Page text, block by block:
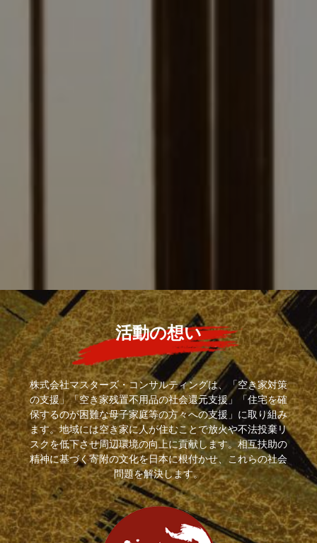
活動の想い
株式会社マスターズ・コンサルティングは、「空き家対策
の支援」「空き家残置不用品の社会還元支援」「住宅を確
保するのが困難な母子家庭等の方々への支援」に取り組み
ます。地域には空き家に人が住むことで放火や不法投棄リ
スクを低下させ周辺環境の向上に貢献します。相互扶助の
精神に基づく寄附の文化を日本に根付かせ、これらの社会
問題を解決します。